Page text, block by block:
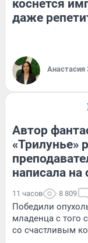
коснется
даже
Анастасия
Автор
«Трилунье»
написала на
11 часов 8 809
Победили
младенца с того
со счастливым